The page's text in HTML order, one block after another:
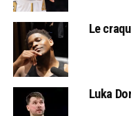
Le
Luka